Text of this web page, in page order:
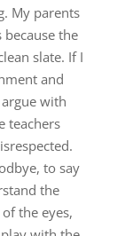
My parents
the
slate. If I
and
with
teachers
to say
the
the eyes,